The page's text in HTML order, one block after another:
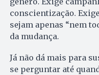
conscientização.
sejam apenas “nem
da mudança.
Já não dá mais para
se perguntar até